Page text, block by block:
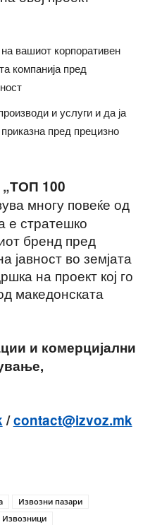
вашиот корпоративен
компанија пред
и услуги и да ја
пред прецизно
„ТОП 100
многу повеќе од
е стратешко
бренд пред
јавност во земјата
на проект кој го
македонската
и комерцијални
/contact@izvoz.mk
Извозни пазари
Извозници